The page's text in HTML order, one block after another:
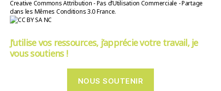
Creative Commons Attribution - Pas d’Utilisation Commerciale - Partage
dans les Mêmes Conditions 3.0 France.
J’utilise vos ressources, j’apprécie votre travail, je
vous soutiens !
NOUS SOUTENIR